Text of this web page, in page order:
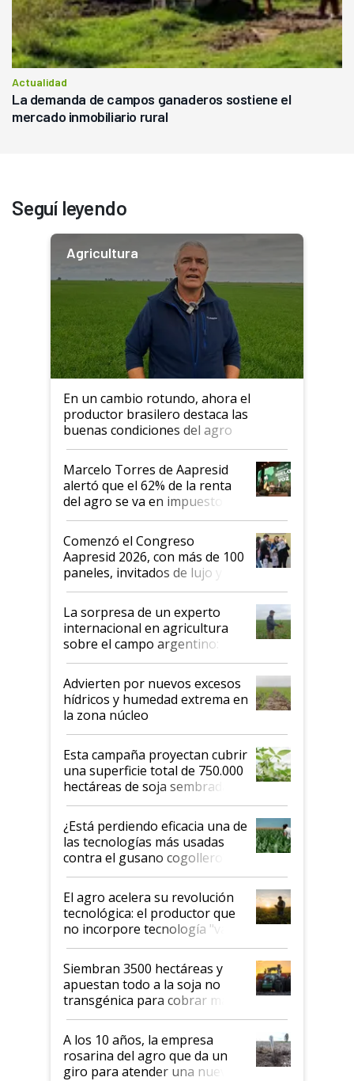
Actualidad
La demanda de campos ganaderos sostiene el
mercado inmobiliario rural
Seguí leyendo
Agricultura
En un cambio rotundo, ahora el
productor brasilero destaca las
buenas condiciones del agro
argentino para invertir: "Los veo
más motivados"
Marcelo Torres de Aapresid
alertó que el 62% de la renta
del agro se va en impuestos:
"No es bueno que en
Argentina se sigan discutiendo
las mismas cosas de hace 50
años"
Comenzó el Congreso
Aapresid 2026, con más de 100
paneles, invitados de lujo y
todas las tendencias
La sorpresa de un experto
internacional en agricultura
sobre el campo argentino:
"Estoy muy impresionado"
Advierten por nuevos excesos
hídricos y humedad extrema en
la zona núcleo
Esta campaña proyectan cubrir
una superficie total de 750.000
hectáreas de soja sembradas
con una nueva generación de
variedades que marcan un
salto tecnológico en genética y
rendimiento
¿Está perdiendo eficacia una de
las tecnologías más usadas
contra el gusano cogollero? El
desafío de una tecnología clave
El agro acelera su revolución
tecnológica: el productor que
no incorpore tecnología "va a
perder el tren"
Siembran 3500 hectáreas y
apuestan todo a la soja no
transgénica para cobrar más
por tonelada: compraron un
semillero
A los 10 años, la empresa
rosarina del agro que da un
giro para atender una nueva